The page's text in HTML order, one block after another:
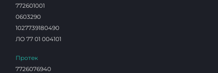
772601001
0603290
1027739180490
ЛО 77 01 004101
Протек
7726076940